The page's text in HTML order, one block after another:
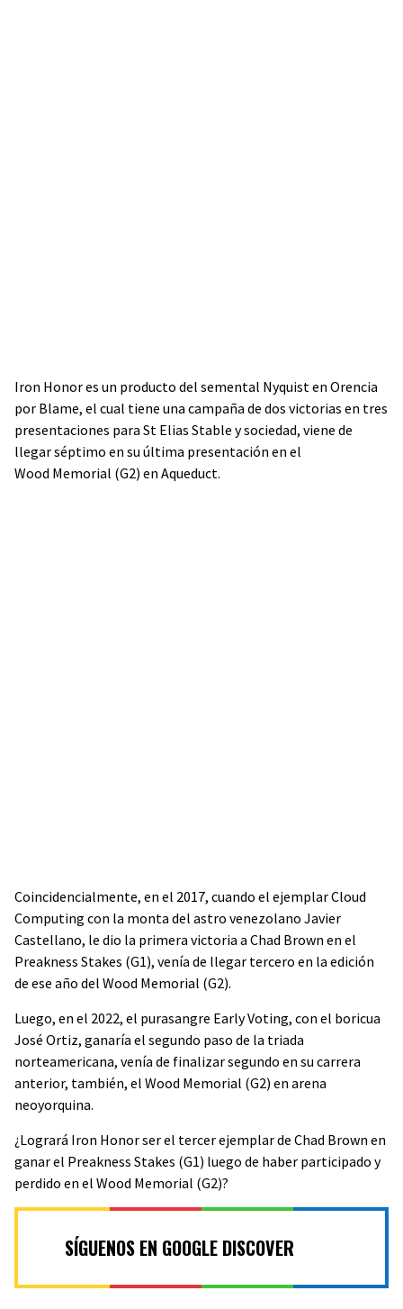
Iron Honor es un producto del semental Nyquist en Orencia
por Blame, el cual tiene una campaña de dos victorias en tres
presentaciones para St Elias Stable y sociedad, viene de
llegar séptimo en su última presentación en el
Wood Memorial (G2) en Aqueduct.
Coincidencialmente, en el 2017, cuando el ejemplar Cloud
Computing con la monta del astro venezolano Javier
Castellano, le dio la primera victoria a Chad Brown en el
Preakness Stakes (G1), venía de llegar tercero en la edición
de ese año del Wood Memorial (G2).
Luego, en el 2022, el purasangre Early Voting, con el boricua
José Ortiz, ganaría el segundo paso de la triada
norteamericana, venía de finalizar segundo en su carrera
anterior, también, el Wood Memorial (G2) en arena
neoyorquina.
¿Logrará Iron Honor ser el tercer ejemplar de Chad Brown en
ganar el Preakness Stakes (G1) luego de haber participado y
perdido en el Wood Memorial (G2)?
SÍGUENOS EN GOOGLE DISCOVER